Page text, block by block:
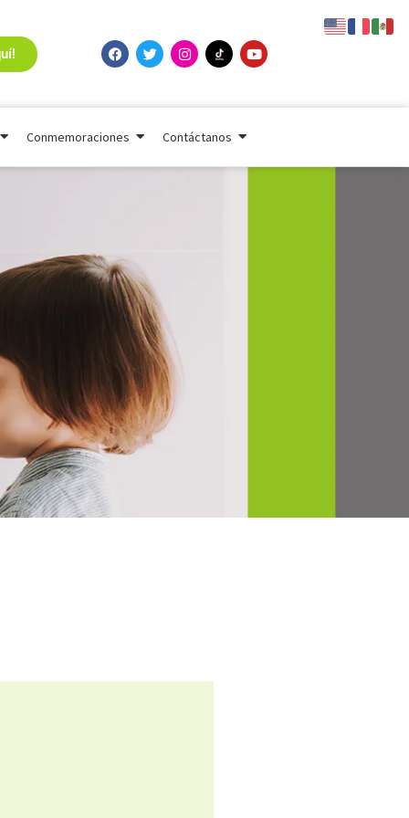
Conmemoraciones Contáctanos